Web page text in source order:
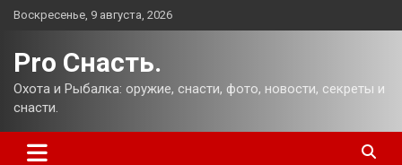
Перейти
Воскресенье, 9 августа, 2026
Pro Снасть.
Охота и Рыбалка: оружие, снасти, фото, новости, секреты и
снасти.